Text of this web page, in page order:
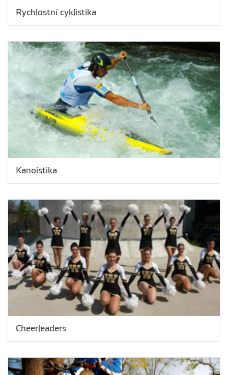
Rychlostní cyklistika
Kanoistika
Cheerleaders